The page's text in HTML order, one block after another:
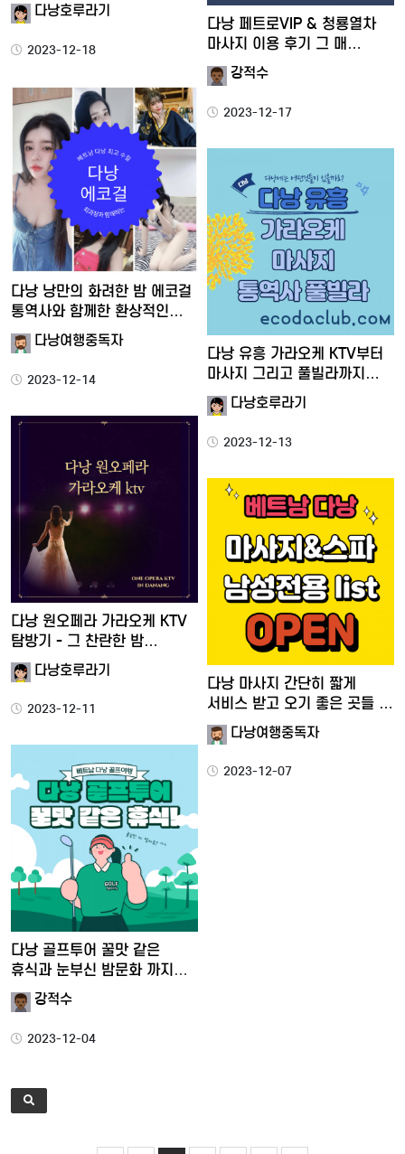
다낭호루라기
2023-12-18
다낭 페트로VIP & 청룡열차
마사지 이용 후기 그 매…
강적수
2023-12-17
다낭 낭만의 화려한 밤 에코걸
통역사와 함께한 환상적인…
다낭여행중독자
2023-12-14
다낭 유흥 가라오케 KTV부터
마사지 그리고 풀빌라까지…
다낭호루라기
2023-12-13
다낭 원오페라 가라오케 KTV
탐방기 - 그 찬란한 밤…
다낭호루라기
2023-12-11
다낭 마사지 간단히 짧게
서비스 받고 오기 좋은 곳들 …
다낭여행중독자
2023-12-07
다낭 골프투어 꿀맛 같은
휴식과 눈부신 밤문화 까지
즐…강적수
2023-12-04